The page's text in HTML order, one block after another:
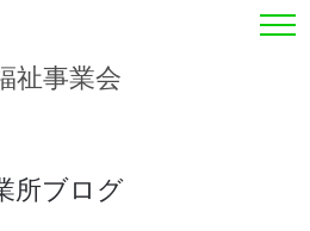
祉事業会
所ブログ